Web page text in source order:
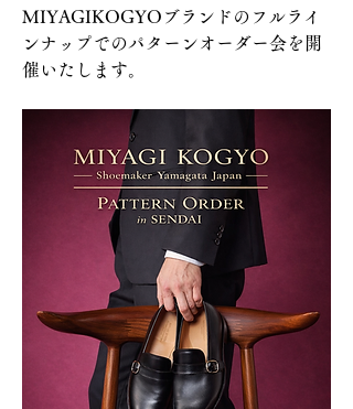
MIYAGIKOGYOブランドのフルライ
ンナップでのパターンオーダー会を開
催いたします。